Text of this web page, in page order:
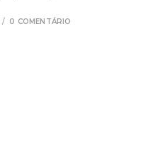
/ 0 COMENTÁRIO